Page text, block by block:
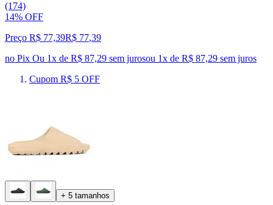
(174)
14% OFF
Preço R$ 77,39R$ 77,39
no Pix Ou 1x de R$ 87,29 sem jurosou 1x de R$ 87,29 sem juros
Cupom R$ 5 OFF
+ 5 tamanhos